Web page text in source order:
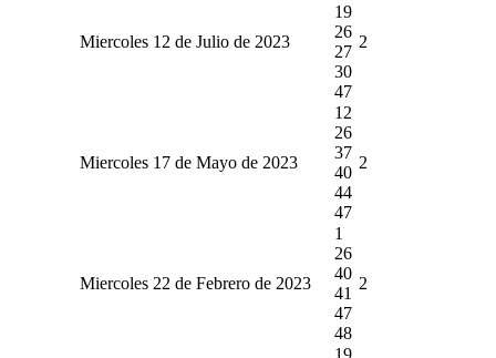
Miercoles 12 de Julio de 2023
19
26
27
30
47
2
Miercoles 17 de Mayo de 2023
12
26
37
40
44
47
2
Miercoles 22 de Febrero de 2023
1
26
40
41
47
48
2
19